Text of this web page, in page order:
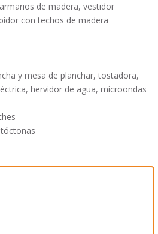
de madera, vestidor
con techos de madera
y mesa de planchar, tostadora,
hervidor de agua, microondas